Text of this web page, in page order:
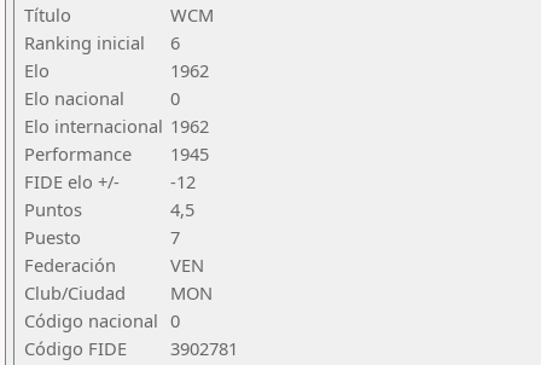
Título
WCM
Ranking inicial
6
Elo
1962
Elo nacional
0
Elo internacional 1962
Performance
1945
FIDE elo +/-
-12
Puntos
4,5
Puesto
7
Federación
VEN
Club/Ciudad
MON
Código nacional 0
Código FIDE
3902781